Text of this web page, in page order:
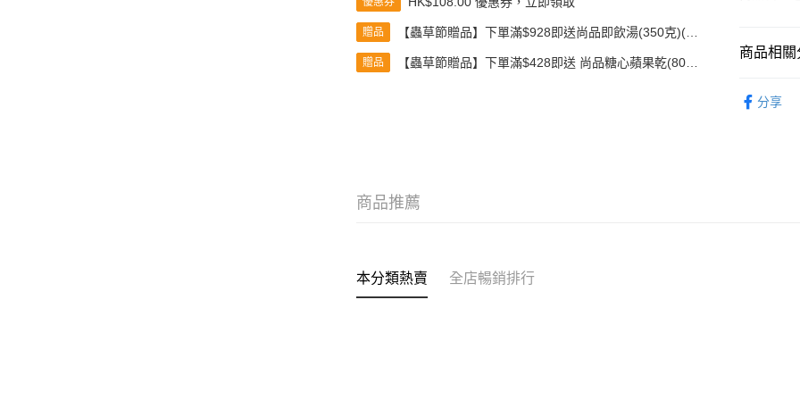
贈品
【蟲草節贈品】下單滿$928即送尚品即飲湯(350克)(款
贈品
【蟲草節贈品】下單滿$428即送 尚品糖心蘋果乾(80
轉數快識
截圖並
送貨方式
商品相關
分享
商品推薦
本分類熱賣 全店暢銷排行